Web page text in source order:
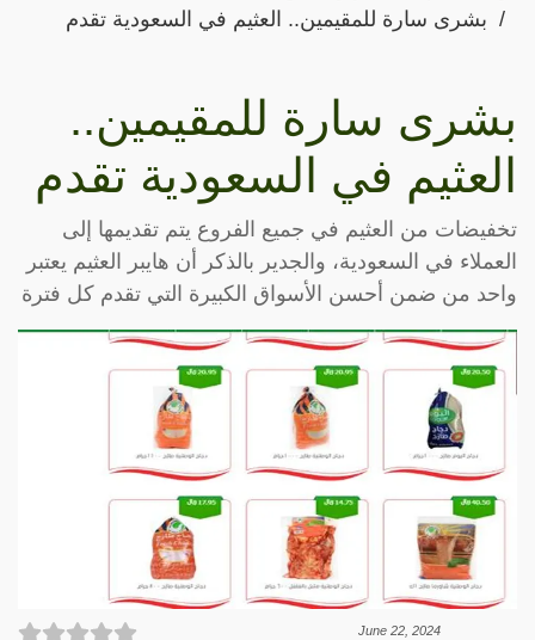
بشرى سارة للمقيمين.. العثيم في السعودية تقدم
بشرى سارة للمقيمين..
العثيم في السعودية تقدم
تخفيضات من العثيم في جميع الفروع يتم تقديمها إلى
العملاء في السعودية، والجدير بالذكر أن هايبر العثيم يعتبر
واحد من ضمن أحسن الأسواق الكبيرة التي تقدم كل فترة
June 22, 2024